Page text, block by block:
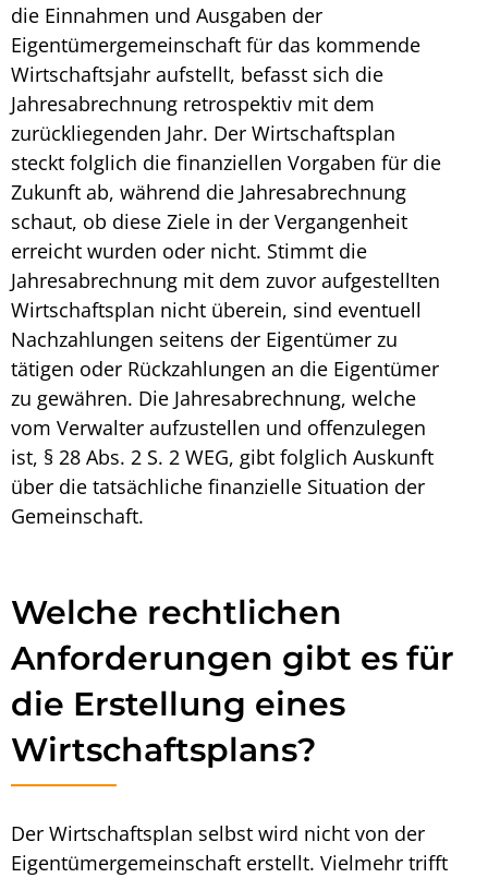
die Einnahmen und Ausgaben der
Eigentümergemeinschaft für das kommende
Wirtschaftsjahr aufstellt, befasst sich die
Jahresabrechnung retrospektiv mit dem
zurückliegenden Jahr. Der Wirtschaftsplan
steckt folglich die finanziellen Vorgaben für die
Zukunft ab, während die Jahresabrechnung
schaut, ob diese Ziele in der Vergangenheit
erreicht wurden oder nicht. Stimmt die
Jahresabrechnung mit dem zuvor aufgestellten
Wirtschaftsplan nicht überein, sind eventuell
Nachzahlungen seitens der Eigentümer zu
tätigen oder Rückzahlungen an die Eigentümer
zu gewähren. Die Jahresabrechnung, welche
vom Verwalter aufzustellen und offenzulegen
ist, § 28 Abs. 2 S. 2 WEG, gibt folglich Auskunft
über die tatsächliche finanzielle Situation der
Gemeinschaft.
Welche rechtlichen
Anforderungen gibt es für
die Erstellung eines
Wirtschaftsplans?
Der Wirtschaftsplan selbst wird nicht von der
Eigentümergemeinschaft erstellt. Vielmehr trifft